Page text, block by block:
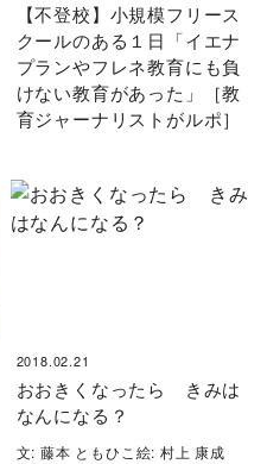
【不登校】小規模フリース
クールのある１日「イエナ
プランやフレネ教育にも負
けない教育があった」［教
育ジャーナリストがルポ］
2018.02.21
おおきくなったら きみは
なんになる？
文: 藤本 ともひこ絵: 村上 康成